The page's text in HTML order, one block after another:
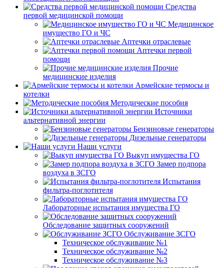
Средства
первой медицинской помощи
Медицинское
имущество ГО и ЧС
Аптечки отраслевые
Аптечки первой
помощи
Прочие
медицинские изделия
Армейские термосы и
котелки
Методические пособия
Источники
альтернативной энергии
Бензиновые генераторы
Дизельные генераторы
Наши услуги
Выкуп имущества ГО
Замер подпора
воздуха в ЗСГО
Испытания
фильтра-поглотителя
Лабораторные испытания имущества ГО
Обследование защитных сооружений
Обслуживание ЗСГО
Техническое обслуживание №1
Техническое обслуживание №2
Техническое обслуживание №3